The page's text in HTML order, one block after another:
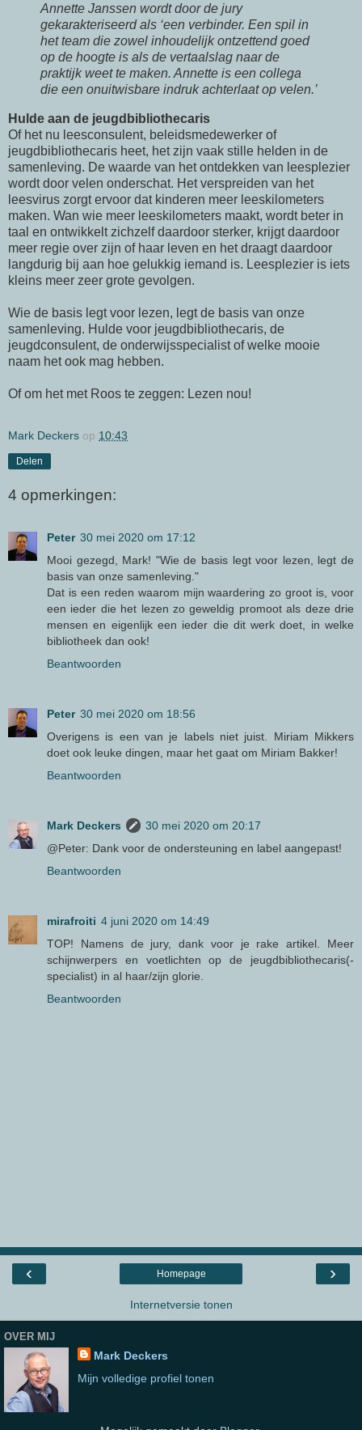
Annette Janssen wordt door de jury
gekarakteriseerd als ‘een verbinder. Een spil in
het team die zowel inhoudelijk ontzettend goed
op de hoogte is als de vertaalslag naar de
praktijk weet te maken. Annette is een collega
die een onuitwisbare indruk achterlaat op velen.’
Hulde aan de jeugdbibliothecaris
Of het nu leesconsulent, beleidsmedewerker of
jeugdbibliothecaris heet, het zijn vaak stille helden in de
samenleving. De waarde van het ontdekken van leesplezier
wordt door velen onderschat. Het verspreiden van het
leesvirus zorgt ervoor dat kinderen meer leeskilometers
maken. Wan wie meer leeskilometers maakt, wordt beter in
taal en ontwikkelt zichzelf daardoor sterker, krijgt daardoor
meer regie over zijn of haar leven en het draagt daardoor
langdurig bij aan hoe gelukkig iemand is. Leesplezier is iets
kleins meer zeer grote gevolgen.
Wie de basis legt voor lezen, legt de basis van onze
samenleving. Hulde voor jeugdbibliothecaris, de
jeugdconsulent, de onderwijsspecialist of welke mooie
naam het ook mag hebben.
Of om het met Roos te zeggen: Lezen nou!
Mark Deckers op 10:43
Delen
4 opmerkingen:
Peter 30 mei 2020 om 17:12
Mooi gezegd, Mark! "Wie de basis legt voor lezen, legt de
basis van onze samenleving."
Dat is een reden waarom mijn waardering zo groot is, voor
een ieder die het lezen zo geweldig promoot als deze drie
mensen en eigenlijk een ieder die dit werk doet, in welke
bibliotheek dan ook!
Beantwoorden
Peter 30 mei 2020 om 18:56
Overigens is een van je labels niet juist. Miriam Mikkers
doet ook leuke dingen, maar het gaat om Miriam Bakker!
Beantwoorden
Mark Deckers
30 mei 2020 om 20:17
@Peter: Dank voor de ondersteuning en label aangepast!
Beantwoorden
mirafroiti 4 juni 2020 om 14:49
TOP! Namens de jury, dank voor je rake artikel. Meer
schijnwerpers en voetlichten op de jeugdbibliothecaris(-
specialist) in al haar/zijn glorie.
Beantwoorden
‹ ›
Homepage
Internetversie tonen
OVER MIJ
Mark Deckers
Mijn volledige profiel tonen